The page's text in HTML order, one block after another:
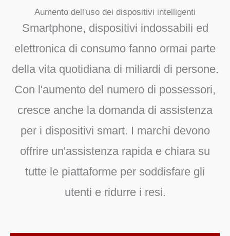
Aumento dell'uso dei dispositivi intelligenti
Smartphone, dispositivi indossabili ed
elettronica di consumo fanno ormai parte
della vita quotidiana di miliardi di persone.
Con l'aumento del numero di possessori,
cresce anche la domanda di assistenza
per i dispositivi smart. I marchi devono
offrire un'assistenza rapida e chiara su
tutte le piattaforme per soddisfare gli
utenti e ridurre i resi.